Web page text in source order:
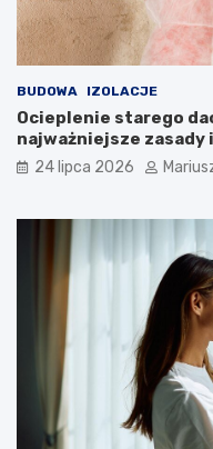
BUDOWA IZOLACJE
Ocieplenie starego
najważniejsze zasady
24 lipca 2026